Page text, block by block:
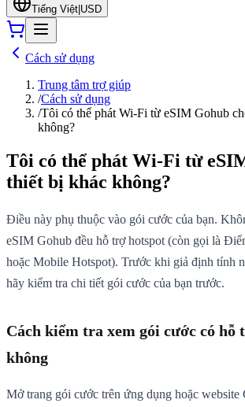
Tiếng Việt USD
Cách sử dụng
Trung tâm trợ giúp
/Cách sử dụng
/Tôi có thể phát Wi-Fi từ eSIM Gohub
không?
Tôi có thể phát Wi-Fi từ
thiết bị khác không?
Điều này phụ thuộc vào gói cước của bạn.
eSIM Gohub đều hỗ trợ hotspot (còn gọi là
hoặc Mobile Hotspot). Trước khi giả định tính
hãy kiểm tra chi tiết gói cước của bạn trước.
Cách kiểm tra xem gói cước có hỗ
không
Mở trang gói cước trên ứng dụng hoặc